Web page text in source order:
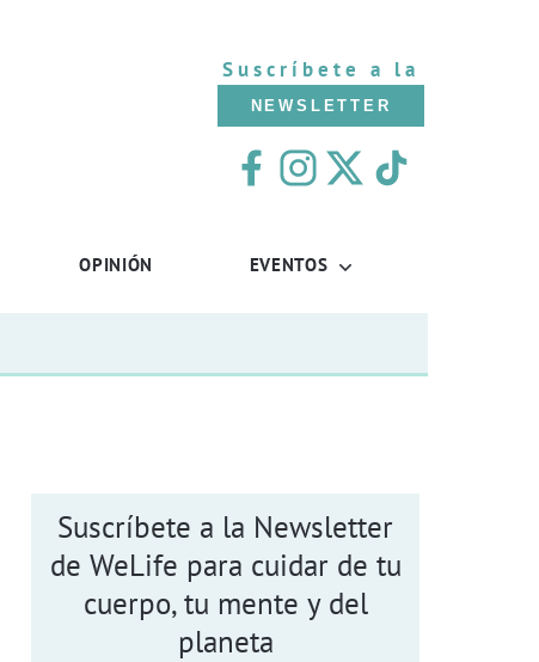
Suscríbete a la
NEWSLETTER
OPINIÓN EVENTOS
Suscríbete a la Newsletter
de WeLife para cuidar de tu
cuerpo, tu mente y del
planeta